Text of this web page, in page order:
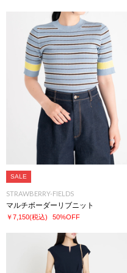
SALE
STRAWBERRY-FIELDS
マルチボーダーリブニット
￥7,150(税込) 50%OFF